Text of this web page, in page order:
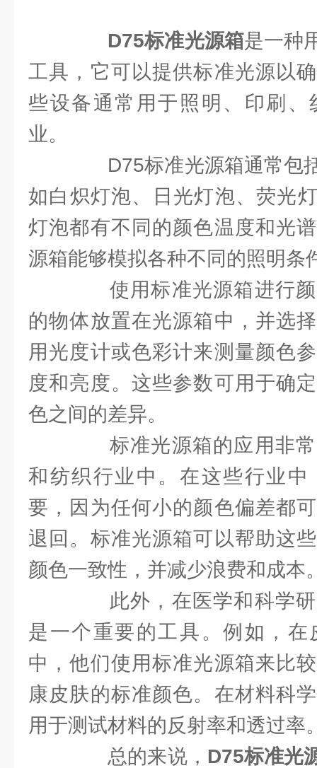
D75标准光源箱是一种
工具，它可以提供标准光源以
些设备通常用于照明、印刷、
业。
D75标准光源箱通常包
如白炽灯泡、日光灯泡、荧光
灯泡都有不同的颜色温度和光
源箱能够模拟各种不同的照明条
使用标准光源箱进行颜
的物体放置在光源箱中，并选
用光度计或色彩计来测量颜色
度和亮度。这些参数可用于确
色之间的差异。
标准光源箱的应用非常
和纺织行业中。在这些行业中
要，因为任何小的颜色偏差都
退回。标准光源箱可以帮助这
颜色一致性，并减少浪费和成本
此外，在医学和科学研
是一个重要的工具。例如，
中，他们使用标准光源箱来比
康皮肤的标准颜色。在材料科
用于测试材料的反射率和透过率
总的来说， D75标准光